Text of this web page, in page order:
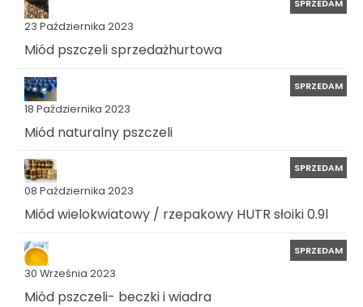
23 Października 2023
SPRZEDAM
Miód pszczeli sprzedażhurtowa
18 Października 2023
SPRZEDAM
Miód naturalny pszczeli
08 Października 2023
SPRZEDAM
Miód wielokwiatowy / rzepakowy HUTR słoiki 0.9l
30 Września 2023
SPRZEDAM
Miód pszczeli- beczki i wiadra